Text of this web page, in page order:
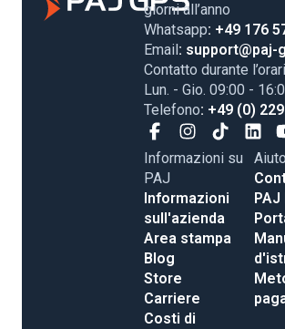
giorni all’anno
Whatsapp: +49 176
Email: support@paj-
Contatto durante
Lun. - Gio. 09:00 -
Telefono: +49 (0)
Informazioni su
PAJ
Informazioni
sull'azienda
Area stampa
Blog
Store
Carriere
Costi di
Aiuto
PAJ